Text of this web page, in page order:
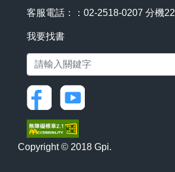
客服電話：：02-2518-0207 分機22
我要找書
Copyright © 2018 Gpi.